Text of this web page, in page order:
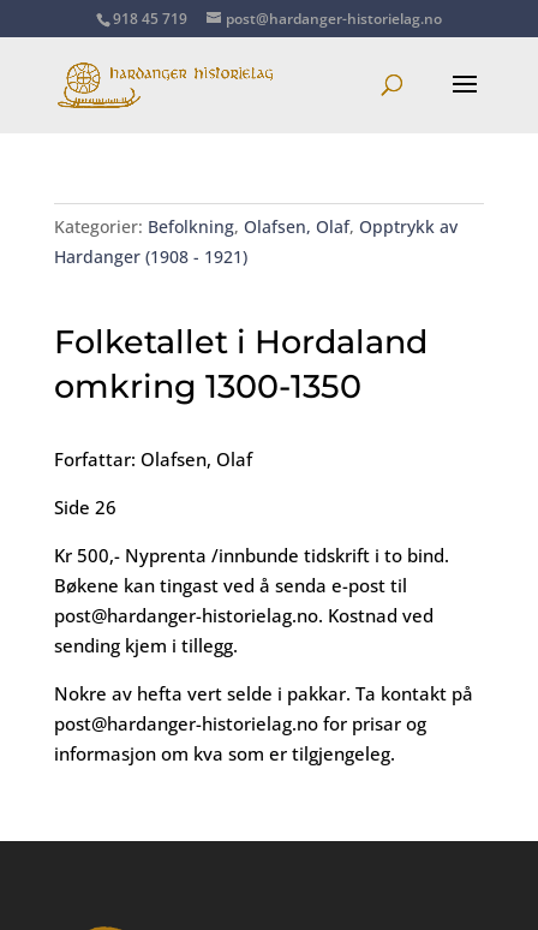
918 45 719 post@hardanger-historielag.no
Kategorier: Befolkning, Olafsen, Olaf, Opptrykk av
Hardanger (1908 - 1921)
Folketallet i Hordaland
omkring 1300-1350
Forfattar: Olafsen, Olaf
Side 26
Kr 500,- Nyprenta /innbunde tidskrift i to bind.
Bøkene kan tingast ved å senda e-post til
post@hardanger-historielag.no. Kostnad ved
sending kjem i tillegg.
Nokre av hefta vert selde i pakkar. Ta kontakt på
post@hardanger-historielag.nofor prisar og
informasjon om kva som er tilgjengeleg.